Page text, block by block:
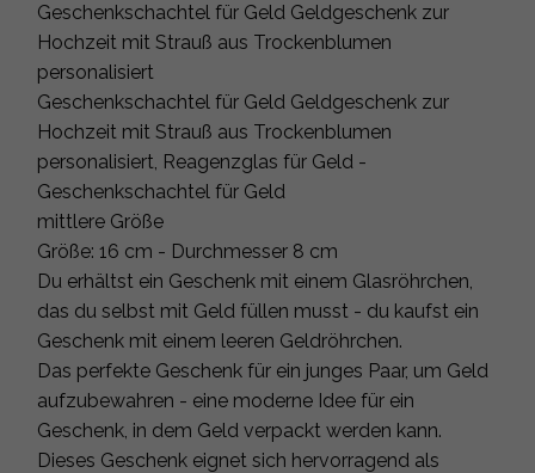
Geschenkschachtel für Geld Geldgeschenk zur
Hochzeit mit Strauß aus Trockenblumen
personalisiert
Geschenkschachtel für Geld Geldgeschenk zur
Hochzeit mit Strauß aus Trockenblumen
personalisiert, Reagenzglas für Geld -
Geschenkschachtel für Geld
mittlere Größe
Größe: 16 cm - Durchmesser 8 cm
Du erhältst ein Geschenk mit einem Glasröhrchen,
das du selbst mit Geld füllen musst - du kaufst ein
Geschenk mit einem leeren Geldröhrchen.
Das perfekte Geschenk für ein junges Paar, um Geld
aufzubewahren - eine moderne Idee für ein
Geschenk, in dem Geld verpackt werden kann.
Dieses Geschenk eignet sich hervorragend als